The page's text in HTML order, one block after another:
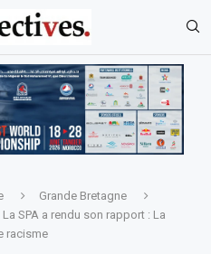
Grande Bretagne
La SPA a rendu son rapport : La
racisme